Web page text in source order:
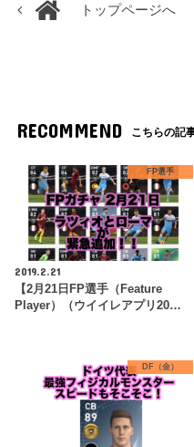
トップページへ
RECOMMEND こちらの記
FP選手
2019.2.21
【2月21日FP選手（Feature
Player）（ウイイレアプリ20…
DF（金）